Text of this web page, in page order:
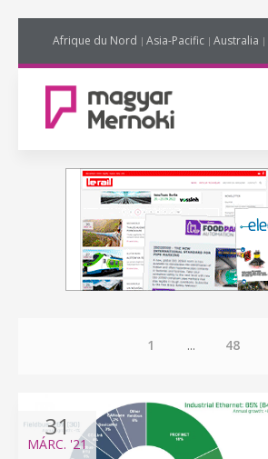
Afrique du Nord Asia-Pacific Australia
1 ... 48
31
MÁRC. '21